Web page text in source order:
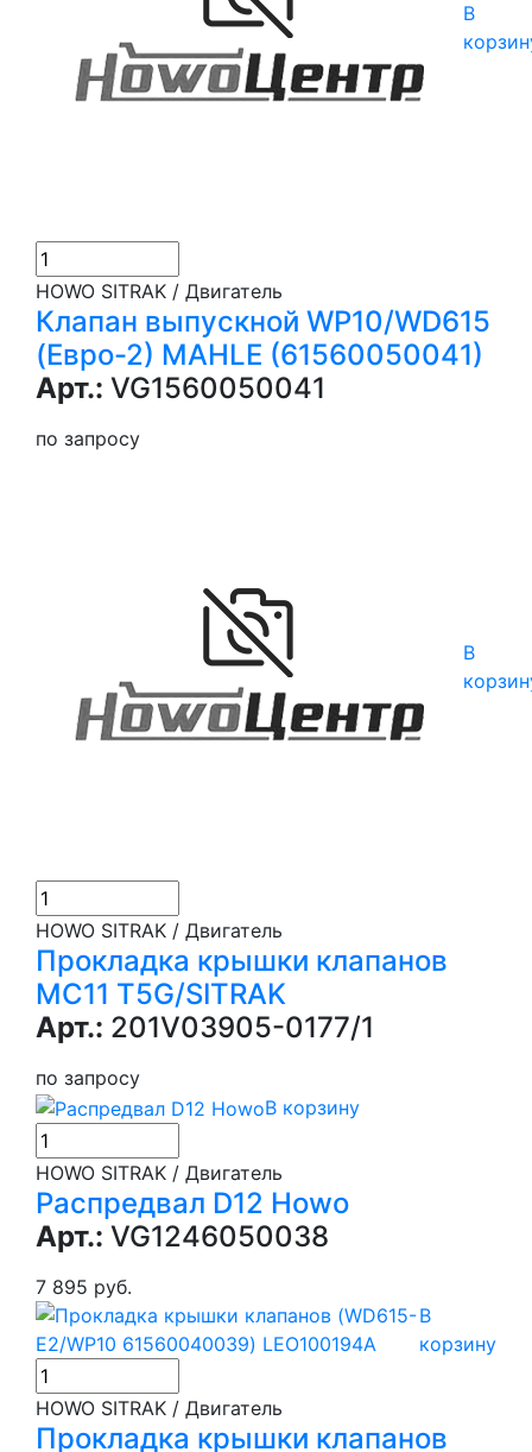
В
HOWO SITRAK / Двигатель
Клапан выпускной WP10/WD615
(Евро-2) MAHLE (61560050041)
Арт.: VG1560050041
по запросу
В
HOWO SITRAK / Двигатель
Прокладка крышки клапанов
MC11 T5G/SITRAK
Арт.: 201V03905-0177/1
по запросу
В корзину
HOWO SITRAK / Двигатель
Распредвал D12 Howo
Арт.: VG1246050038
7 895 руб.
В
корзину
HOWO SITRAK / Двигатель
Прокладка крышки клапанов